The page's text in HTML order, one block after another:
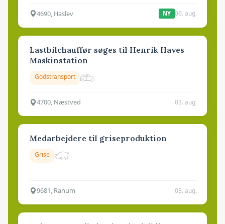
4690, Haslev NY 06. aug.
Lastbilchauffør søges til Henrik Haves
Maskinstation
Godstransport
4700, Næstved 03. aug.
Medarbejdere til griseproduktion
Grise
9681, Ranum 03. aug.